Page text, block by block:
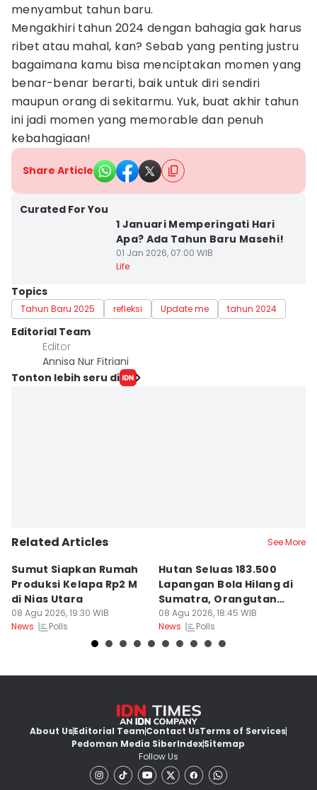
menyambut tahun baru.
Mengakhiri tahun 2024 dengan bahagia gak harus
ribet atau mahal, kan? Sebab yang penting justru
bagaimana kamu bisa menciptakan momen yang
benar-benar berarti, baik untuk diri sendiri
maupun orang di sekitarmu. Yuk, buat akhir tahun
ini jadi momen yang memorable dan penuh
kebahagiaan!
Share Article
Curated For You
1 Januari Memperingati Hari
Apa? Ada Tahun Baru Masehi!
01 Jan 2026, 07:00 WIB
Life
Topics
Tahun Baru 2025 refleksi Update me tahun 2024
Editorial Team
Editor
Annisa Nur Fitriani
Tonton lebih seru di
Related Articles See More
Sumut Siapkan Rumah
Produksi Kelapa Rp2 M
di Nias Utara
08 Agu 2026, 19:30 WIB
News
Polls
Hutan Seluas 183.500
Lapangan Bola Hilang di
Sumatra, Orangutan
Tertekan
08 Agu 2026, 18:45 WIB
News
Polls
About UsEditorial TeamContact UsTerms of Services
Pedoman Media SiberIndexSitemap
Follow Us